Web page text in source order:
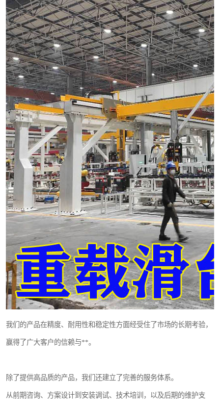
我们的产品在精度、耐用性和稳定性方面经受住了市场的长期考验，
赢得了广大客户的信赖与**。
除了提供高品质的产品，我们还建立了完善的服务体系。
从前期咨询、方案设计到安装调试、技术培训，以及后期的维护支